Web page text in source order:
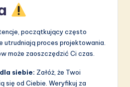
początkujący często
utrudniają proces projektowania.
może zaoszczędzić Ci czas.
siebie: Załóż, że Twoi
się od Ciebie. Weryfikuj za